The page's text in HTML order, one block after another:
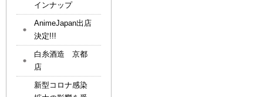
インナップ
AnimeJapan出店
決定!!!
白糸酒造 京都
店
新型コロナ感染